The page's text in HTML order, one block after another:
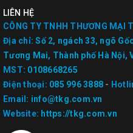
LIÊN HỆ
CÔNG TY TNHH THƯƠNG MẠI
Địa chỉ: Số 2, ngách 33, ngõ
Tương Mai, Thành phố Hà Nội,
MST: 0108668265
Điện thoại: 085 996 3888 -
Email: info@tkg.com.vn
Website: https://tkg.com.vn